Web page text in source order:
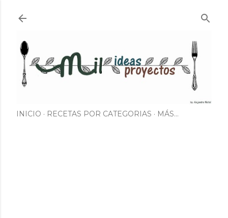
INICIO RECETAS POR CATEGORIAS MÁS…